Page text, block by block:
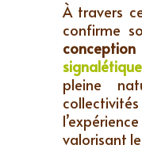
À travers
confirme
conception
pleine
collectivités
valorisant